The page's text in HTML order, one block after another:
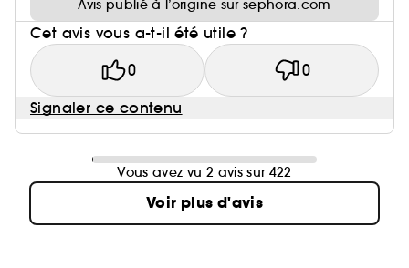
Avis publié à l’origine sur sephora.com
Cet avis vous a-t-il été utile ?
0 0
Signaler ce contenu
Vous avez vu 2 avis sur 422
Voir plus d'avis